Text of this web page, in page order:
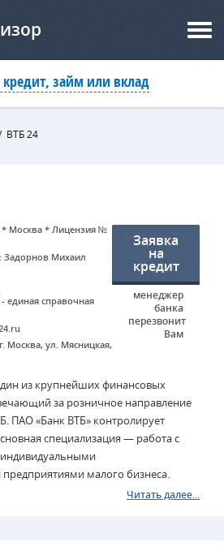
займ или вклад
ВТБ 24
* Москва * Лицензия №
Задорнов Михаил
- единая справочная
Москва, ул. Мясницкая,
Заявка
на
кредит
менеджер
банка
перезвонит
Вам
из крупнейших финансовых
за розничное направление
ПАО «Банк ВТБ» контролирует
специализация — работа с
малого бизнеса.
Читать далее...